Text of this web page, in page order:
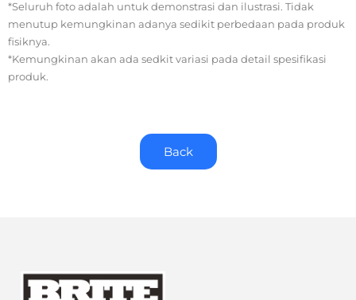
*Seluruh foto adalah untuk demonstrasi dan ilustrasi. Tidak
menutup kemungkinan adanya sedikit perbedaan pada produk
fisiknya.
*Kemungkinan akan ada sedkit variasi pada detail spesifikasi
produk.
Back